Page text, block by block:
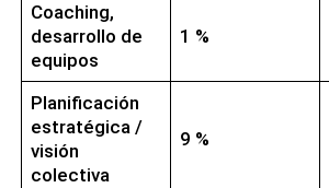
Coaching,
desarrollo de
equipos
1 %
Planificación
estratégica /
visión
colectiva
9 %